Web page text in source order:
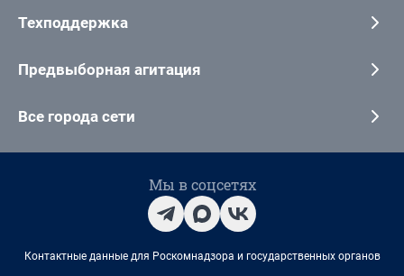
Техподдержка
Предвыборная агитация
Все города сети
Мы в соцсетях
Контактные данные для Роскомнадзора и государственных органов